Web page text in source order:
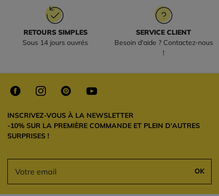
RETOURS SIMPLES
Sous 14 jours ouvrés
SERVICE CLIENT
Besoin d'aide ? Contactez-nous
!
INSCRIVEZ-VOUS À LA NEWSLETTER
-10% SUR LA PREMIÈRE COMMANDE ET PLEIN D'AUTRES
SURPRISES !
OK